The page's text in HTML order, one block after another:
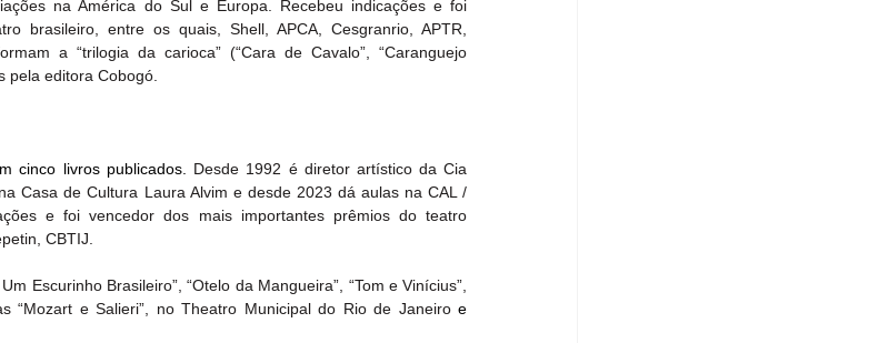
na América do Sul e Europa. Recebeu indicações e foi
brasileiro, entre os quais, Shell, APCA, Cesgranrio, APTR,
a “trilogia da carioca” (“Cara de Cavalo”, “Caranguejo
pela editora Cobogó.
cinco livros publicados. Desde 1992 é diretor artístico da Cia
Casa de Cultura Laura Alvim e desde 2023 dá aulas na CAL /
e foi vencedor dos mais importantes prêmios do teatro
CBTIJ.
Escurinho Brasileiro”, “Otelo da Mangueira”, “Tom e Vinícius”,
“Mozart e Salieri”, no Theatro Municipal do Rio de Janeiro e